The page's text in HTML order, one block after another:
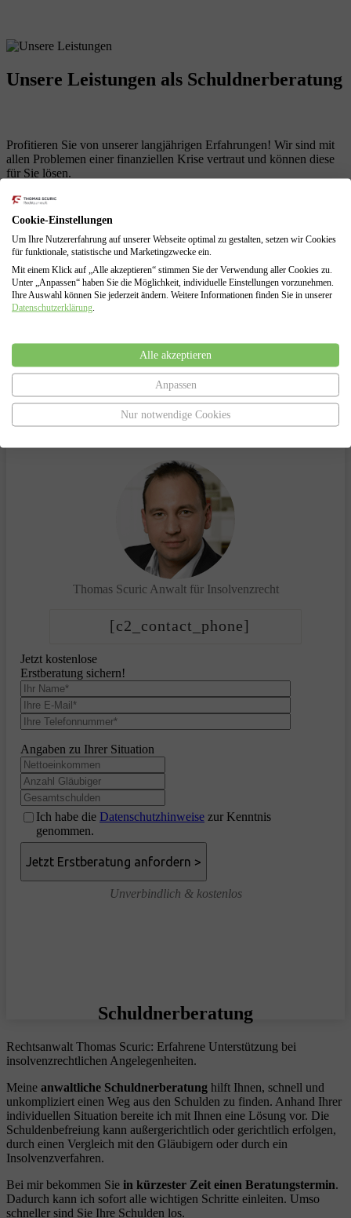
Unsere Leistungen als Schuldnerberatung
Profitieren Sie von unserer langjährigen Erfahrungen! Wir sind mit
allen Problemen einer finanziellen Krise vertraut und können diese
für Sie lösen.
Schuldenberatung für Verbraucher und Selbstständige
Führung sämtlicher Verhandlungen mit den Gläubigern
Erarbeitung von Lösungen zur Vermeidung des
Insolvenzverfahrens
Insolvenzantragsstellung und Begleitung durch das
Insolvenzverfahren
Vertretung gegenüber dem Insolvenzgericht und dem
Insolvenzverwalter
Haben Sie Fragen?
Sprechen Sie uns an.
Thomas Scuric Anwalt für Insolvenzrecht
[c2_contact_phone]
Jetzt kostenlose
Erstberatung sichern!
Angaben zu Ihrer Situation
Ich habe die Datenschutzhinweise zur Kenntnis
genommen.
Unverbindlich & kostenlos
Schuldnerberatung
Rechtsanwalt Thomas Scuric: Erfahrene Unterstützung bei
insolvenzrechtlichen Angelegenheiten.
Meine anwaltliche Schuldnerberatung hilft Ihnen, schnell und
unkompliziert einen Weg aus den Schulden zu finden. Anhand Ihrer
individuellen Situation bereite ich mit Ihnen eine Lösung vor. Die
Schuldenbefreiung kann außergerichtlich oder gerichtlich erfolgen,
durch einen Vergleich mit den Gläubigern oder durch ein
Insolvenzverfahren.
Bei mir bekommen Sie in kürzester Zeit einen Beratungstermin.
Dadurch kann ich sofort alle wichtigen Schritte einleiten. Umso
schneller sind Sie Ihre Schulden los.
Cookie-Einstellungen
Um Ihre Nutzererfahrung auf unserer Webseite optimal zu gestalten, setzen wir Cookies
für funktionale, statistische und Marketingzwecke ein.
Mit einem Klick auf „Alle akzeptieren“ stimmen Sie der Verwendung aller Cookies zu.
Unter „Anpassen“ haben Sie die Möglichkeit, individuelle Einstellungen vorzunehmen.
Ihre Auswahl können Sie jederzeit ändern. Weitere Informationen finden Sie in unserer
Datenschutzerklärung
Alle akzeptieren
Anpassen
Nur notwendige Cookies